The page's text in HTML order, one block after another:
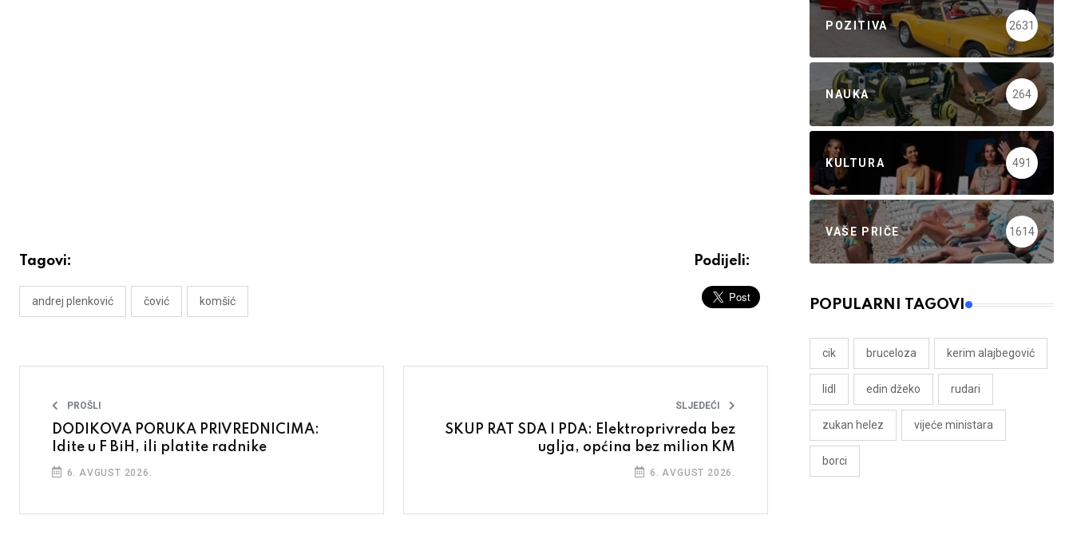
Tagovi:
andrej plenković čović komšić
Podijeli:
PROŠLI
DODIKOVA PORUKA PRIVREDNICIMA:
Idite u F BiH, ili platite radnike
6. AVGUST 2026.
SLJEDEĆI
SKUP RAT SDA I PDA: Elektroprivreda bez
uglja, općina bez milion KM
6. AVGUST 2026.
POZITIVA 2631
NAUKA 264
KULTURA 491
VAŠE PRIČE 1614
POPULARNI TAGOVI
cik bruceloza kerim alajbegović
lidl edin džeko rudari
zukan helez vijeće ministara
borci